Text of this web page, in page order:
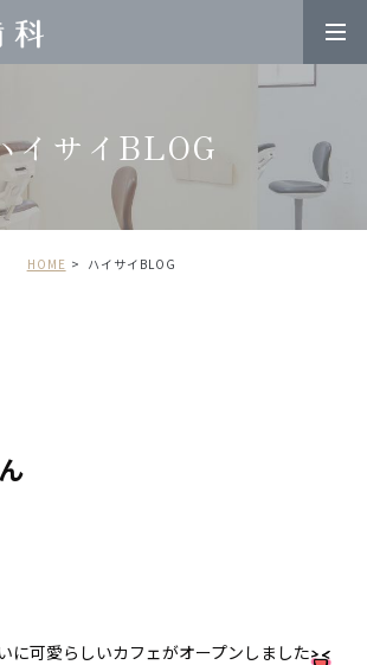
イサイBLOG
HOME ハイサイBLOG
に可愛らしいカフェがオープンしました